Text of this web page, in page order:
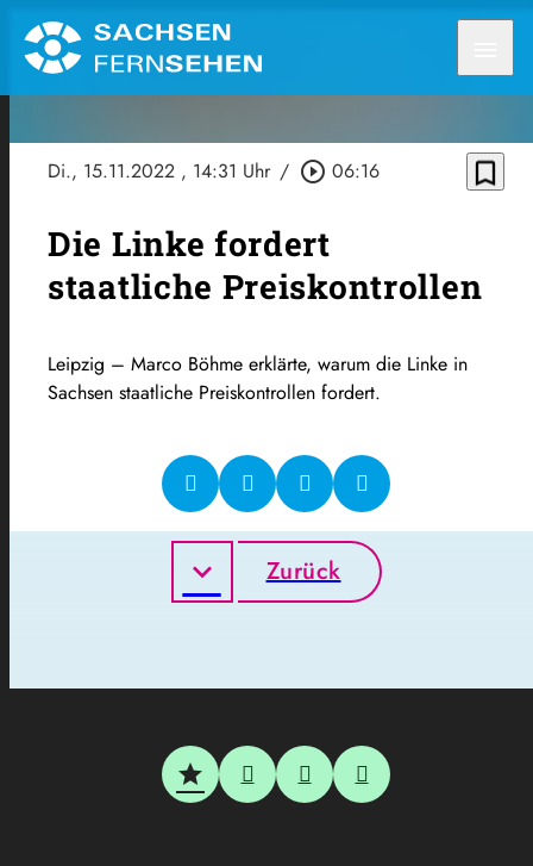
Di., 15.11.2022 , 14:31 Uhr / play_circle_outline 06:16 bookmark_border
Die Linke fordert
staatliche Preiskontrollen
Leipzig – Marco Böhme erklärte, warum die Linke in
Sachsen staatliche Preiskontrollen fordert.
Zurück